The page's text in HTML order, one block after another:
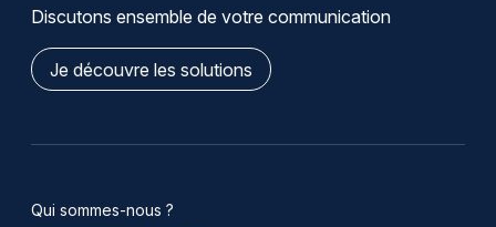
Discutons ensemble de votre communication
Je découvre les solutions
Qui sommes-nous ?